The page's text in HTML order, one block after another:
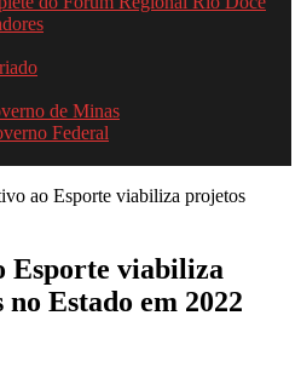
de Minas
Federal
ao Esporte viabiliza projetos
Esporte viabiliza
Estado em 2022